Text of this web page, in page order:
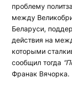
проблему
между
Беларуси,
действия на
которыми
сообщил тогда
Франак Вячорка.